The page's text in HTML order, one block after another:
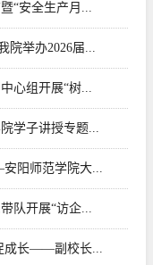
“安全生产月...
院举办2026届...
心组开展“树...
学子讲授专题...
阳师范学院大...
队开展“访企...
成长——副校长...